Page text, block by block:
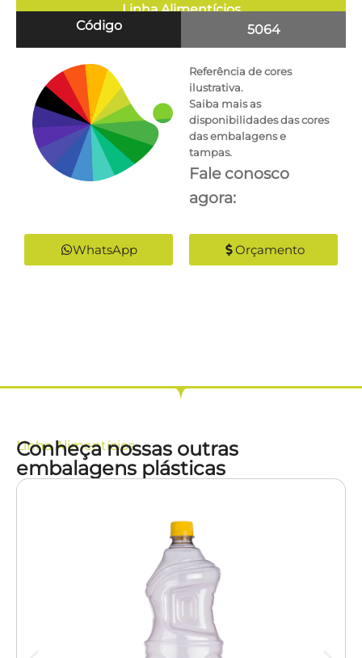
Linha Alimentícios
Código
5064
Referência de cores
ilustrativa.
Saiba mais as
disponibilidades das cores
das embalagens e
tampas.
Fale conosco
agora:
WhatsApp Orçamento
LinhaAlimentícios
Conheça nossas outras
embalagens plásticas